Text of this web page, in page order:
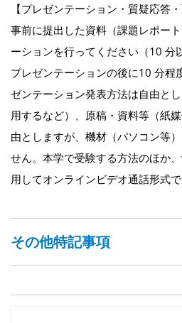
【プレゼンテーション・質疑応答・
事前に提出した資料（課題レポー
ーションを行ってください（10 分
プレゼンテーションの後に10 分程
ゼンテーション発表方法は自由と
用するなど）、原稿・資料等（紙
由としますが、機材（パソコン等
せん。本学で受験する方法のほか
用してオンラインビデオ通話形式
その他特記事項